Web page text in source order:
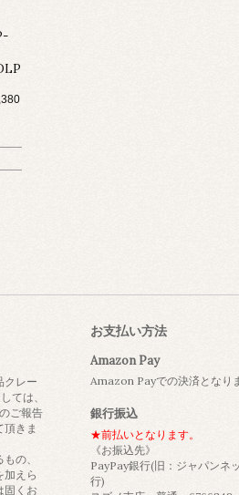
クレー
ては、
ご報告
きま
の、
加えら
固くお
お支払い方法
Amazon Pay
Amazon Payでの決済となり
銀行振込
★前払いとなります。
《お振込先》
PayPay銀行(旧：ジャパンネ
行)